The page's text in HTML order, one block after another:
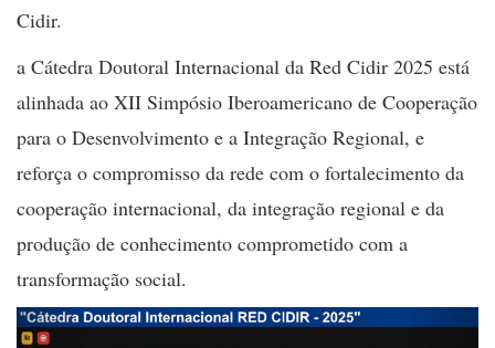
Cidir.
a Cátedra Doutoral Internacional da Red Cidir 2025 está
alinhada ao XII Simpósio Iberoamericano de Cooperação
para o Desenvolvimento e a Integração Regional, e
reforça o compromisso da rede com o fortalecimento da
cooperação internacional, da integração regional e da
produção de conhecimento comprometido com a
transformação social.